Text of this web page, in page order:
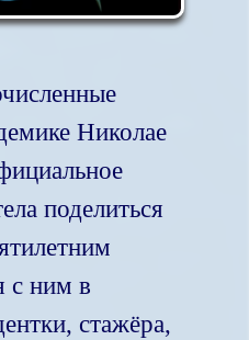
Николае
поделиться
с ним в
стажёра,